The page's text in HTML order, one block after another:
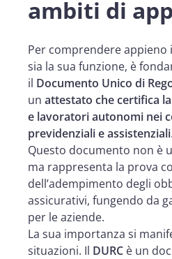
ambiti di
Per comprendere appieno
sia la sua funzione, è
il Documento Unico di
un attestato che certifica
e lavoratori autonomi nei
previdenziali e assistenziali.
Questo documento non è
ma rappresenta la prova
dell’adempimento degli
assicurativi, fungendo da
per le aziende.
La sua importanza si
situazioni. Il DURC è un